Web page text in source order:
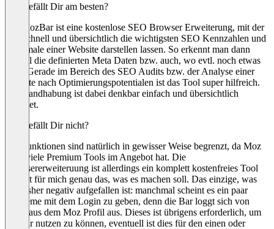
Was gefällt Dir am besten?
Die MozBar ist eine kostenlose SEO Browser Erweiterung, mit der
sich schnell und übersichtlich die wichtigsten SEO Kennzahlen und
Merkmale einer Website darstellen lassen. So erkennt man dann
schnell die definierten Meta Daten bzw. auch, wo evtl. noch etwas
fehlt. Gerade im Bereich des SEO Audits bzw. der Analyse einer
Website nach Optimierungspotentialen ist das Tool super hilfreich.
Die Handhabung ist dabei denkbar einfach und übersichtlich
gestaltet.
Was gefällt Dir nicht?
Die Funktionen sind natürlich in gewisser Weise begrenzt, da Moz
auch viele Premium Tools im Angebot hat. Die
Browsererweiteruung ist allerdings ein komplett kostenfreies Tool
und tut für mich genau das, was es machen soll. Das einzige, was
mir bisher negativ aufgefallen ist: manchmal scheint es ein paar
Probleme mit dem Login zu geben, denn die Bar loggt sich von
selbst aus dem Moz Profil aus. Dieses ist übrigens erforderlich, um
die Bar nutzen zu können, eventuell ist dies für den einen oder